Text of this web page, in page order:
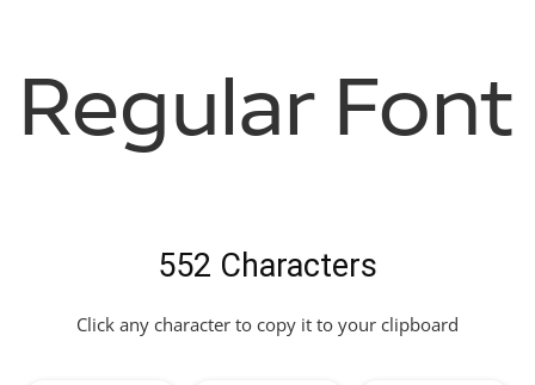
Regular Font
552 Characters
Click any character to copy it to your clipboard